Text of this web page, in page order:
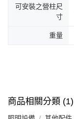
可安裝之營柱尺
寸
重量
商品相關分類 (1)